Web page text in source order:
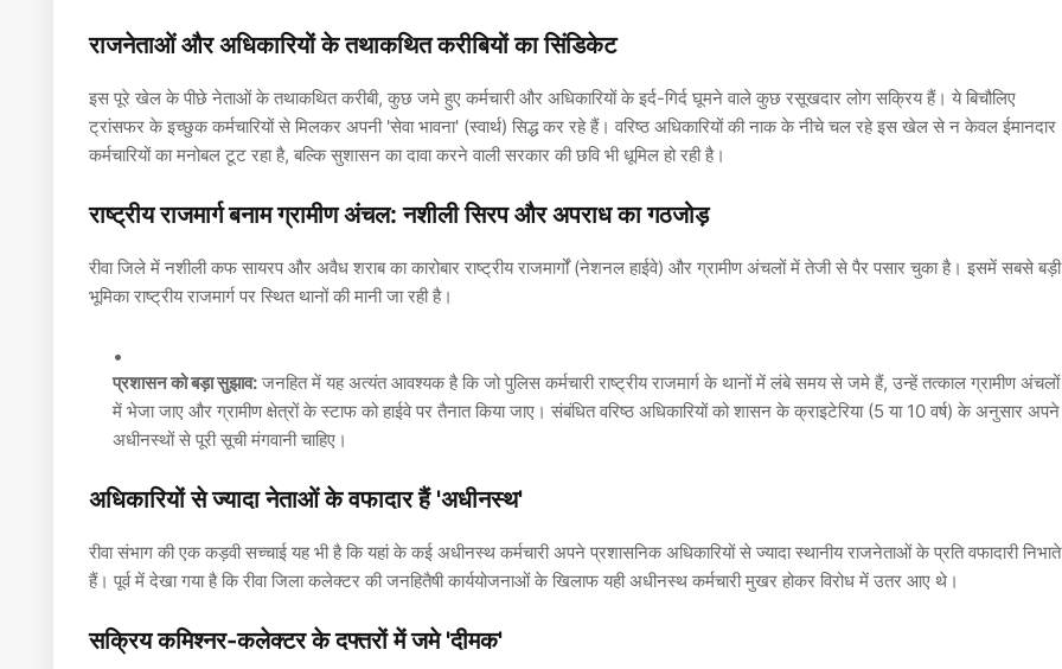
राजनेताओं और अधिकारियों के तथाकथित करीबियों का सिंडिकेट
इस पूरे खेल के पीछे नेताओं के तथाकथित करीबी, कुछ जमे हुए कर्मचारी और अधिकारियों के इर्द-गिर्द घूमने वाले कुछ रसूखदार लोग सक्रिय हैं। ये बिचौलिए
ट्रांसफर के इच्छुक कर्मचारियों से मिलकर अपनी 'सेवा भावना' (स्वार्थ) सिद्ध कर रहे हैं। वरिष्ठ अधिकारियों की नाक के नीचे चल रहे इस खेल से न केवल ईमानदार
कर्मचारियों का मनोबल टूट रहा है, बल्कि सुशासन का दावा करने वाली सरकार की छवि भी धूमिल हो रही है।
राष्ट्रीय राजमार्ग बनाम ग्रामीण अंचल: नशीली सिरप और अपराध का गठजोड़
रीवा जिले में नशीली कफ सायरप और अवैध शराब का कारोबार राष्ट्रीय राजमार्गों (नेशनल हाईवे) और ग्रामीण अंचलों में तेजी से पैर पसार चुका है। इसमें सबसे बड़ी
भूमिका राष्ट्रीय राजमार्ग पर स्थित थानों की मानी जा रही है।
प्रशासन को बड़ा सुझाव: जनहित में यह अत्यंत आवश्यक है कि जो पुलिस कर्मचारी राष्ट्रीय राजमार्ग के थानों में लंबे समय से जमे हैं, उन्हें तत्काल ग्रामीण अंचलों
में भेजा जाए और ग्रामीण क्षेत्रों के स्टाफ को हाईवे पर तैनात किया जाए। संबंधित वरिष्ठ अधिकारियों को शासन के क्राइटेरिया (5 या 10 वर्ष) के अनुसार अपने
अधीनस्थों से पूरी सूची मंगवानी चाहिए।
अधिकारियों से ज्यादा नेताओं के वफादार हैं 'अधीनस्थ'
रीवा संभाग की एक कड़वी सच्चाई यह भी है कि यहां के कई अधीनस्थ कर्मचारी अपने प्रशासनिक अधिकारियों से ज्यादा स्थानीय राजनेताओं के प्रति वफादारी निभाते
हैं। पूर्व में देखा गया है कि रीवा जिला कलेक्टर की जनहितैषी कार्ययोजनाओं के खिलाफ यही अधीनस्थ कर्मचारी मुखर होकर विरोध में उतर आए थे।
सक्रिय कमिश्नर-कलेक्टर के दफ्तरों में जमे 'दीमक'